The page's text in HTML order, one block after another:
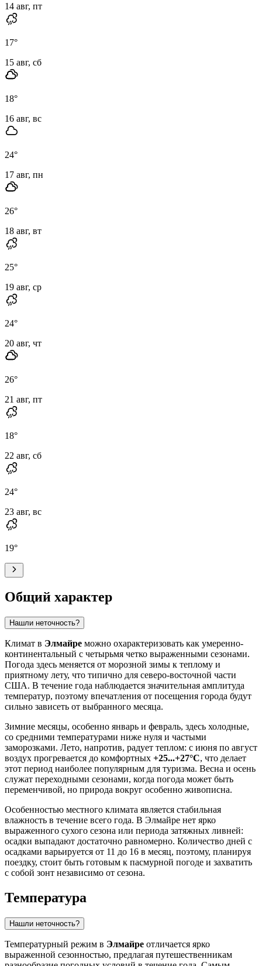
14 авг, пт
17°
15 авг, сб
18°
16 авг, вс
24°
17 авг, пн
26°
18 авг, вт
25°
19 авг, ср
24°
20 авг, чт
26°
21 авг, пт
18°
22 авг, сб
24°
23 авг, вс
19°
Общий характер
Нашли неточность?
Климат в Элмайре можно охарактеризовать как умеренно-
континентальный с четырьмя четко выраженными сезонами.
Погода здесь меняется от морозной зимы к теплому и
приятному лету, что типично для северо-восточной части
США. В течение года наблюдается значительная амплитуда
температур, поэтому впечатления от посещения города будут
сильно зависеть от выбранного месяца.
Зимние месяцы, особенно январь и февраль, здесь холодные,
со средними температурами ниже нуля и частыми
заморозками. Лето, напротив, радует теплом: с июня по август
воздух прогревается до комфортных +25...+27°C, что делает
этот период наиболее популярным для туризма. Весна и осень
служат переходными сезонами, когда погода может быть
переменчивой, но природа вокруг особенно живописна.
Особенностью местного климата является стабильная
влажность в течение всего года. В Элмайре нет ярко
выраженного сухого сезона или периода затяжных ливней:
осадки выпадают достаточно равномерно. Количество дней с
осадками варьируется от 11 до 16 в месяц, поэтому, планируя
поездку, стоит быть готовым к пасмурной погоде и захватить
с собой зонт независимо от сезона.
Температура
Нашли неточность?
Температурный режим в Элмайре отличается ярко
выраженной сезонностью, предлагая путешественникам